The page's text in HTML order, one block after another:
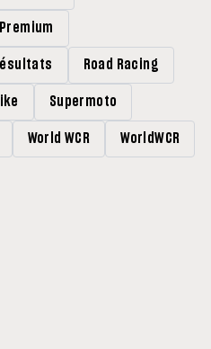
Premium
Road Racing
Supermoto
World WCR WorldWCR